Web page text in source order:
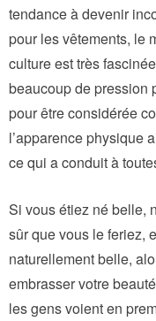
tendance à devenir
pour les vêtements, le
culture est très
beaucoup de pression
pour être considérée
l’apparence physique
ce qui a conduit à
Si vous étiez né belle,
sûr que vous le feriez,
naturellement belle,
embrasser votre
les gens voient en